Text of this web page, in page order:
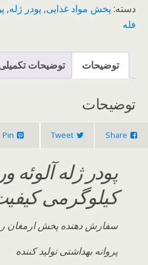
دسته: پخش مواد غذایی, پودر ژله,
فله
توضیحات توضیحات
توضیحات
Share
Tweet
Pin
کیلوگرمی
سفارش دهنده پخش ارمغان
پروانه بهداشتی تولید کننده